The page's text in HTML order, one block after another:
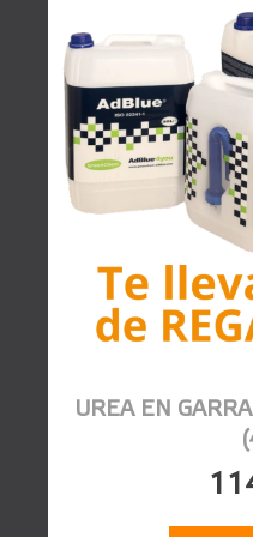
UREA EN